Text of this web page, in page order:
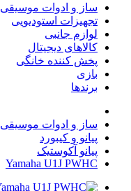
ساز و ادوات موسیقی
تجهیزات استودیویی
لوازم جانبی
کالاهای دیجیتال
پخش کننده خانگی
بازی
برندها
ساز و ادوات موسیقی
پیانو و کیبورد
پیانو آکوستیک
Yamaha U1J PWHC